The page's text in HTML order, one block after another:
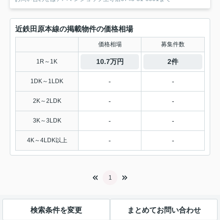
近鉄田原本線の掲載物件の価格相場
価格相場 募集件数
1R～1K 10.7万円 2件
1DK～1LDK - -
2K～2LDK - -
3K～3LDK - -
4K～4LDK以上 - -
1
検索条件を変更 まとめてお問い合わせ